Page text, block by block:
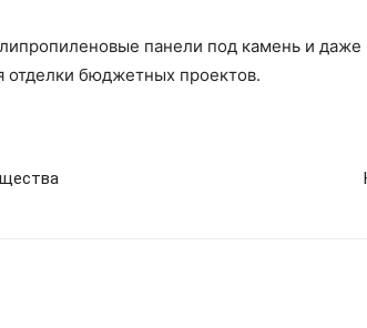
панели под камень и
отделки бюджетных проектов.